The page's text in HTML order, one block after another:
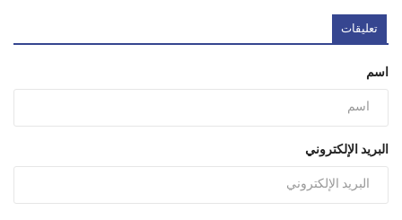
تعليقات
اسم
البريد الإلكتروني